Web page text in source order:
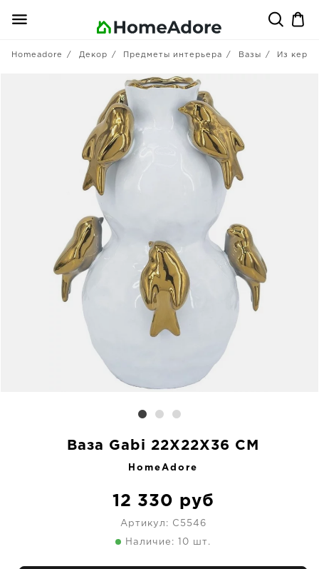
Homeadore Декор Предметы интерьера Вазы Из
Ваза Gabi 22X22X36 CM
HomeAdore
12 330 руб
Артикул: C5546
Наличие: 10 шт.